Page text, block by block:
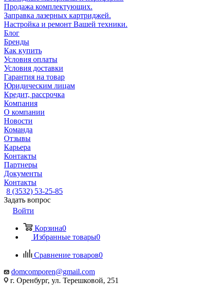
Продажа комплектующих.
Заправка лазерных картриджей.
Настройка и ремонт Вашей техники.
Блог
Бренды
Как купить
Условия оплаты
Условия доставки
Гарантия на товар
Юридическим лицам
Кредит, рассрочка
Компания
О компании
Новости
Команда
Отзывы
Карьера
Контакты
Партнеры
Документы
Контакты
8 (3532) 53-25-85
Задать вопрос
Войти
Корзина0
Избранные товары0
Сравнение товаров0
domcomporen@gmail.com
г. Оренбург, ул. Терешковой, 251